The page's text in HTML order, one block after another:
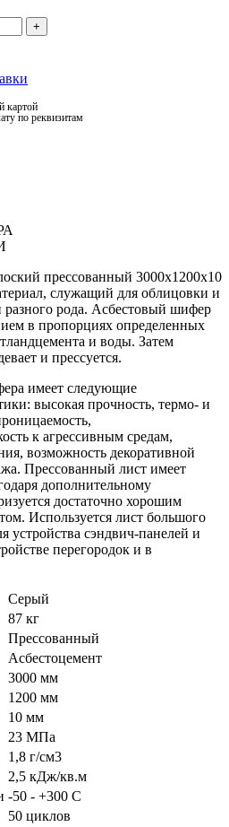
картой
по реквизитам
прессованный 3000х1200х10
служащий для облицовки и
разного рода. Асбестовый шифер
в пропорциях определенных
и воды. Затем
и прессуется.
имеет следующие
высокая прочность, термо- и
к агрессивным средам,
возможность декоративной
Прессованный лист имеет
дополнительному
достаточно хорошим
Используется лист большого
устройства сэндвич-панелей и
перегородок и в
Серый
87 кг
Преcсованный
Асбестоцемент
3000 мм
1200 мм
10 мм
23 МПа
1,8 г/см3
2,5 кДж/кв.м
-50 - +300 C
50 циклов